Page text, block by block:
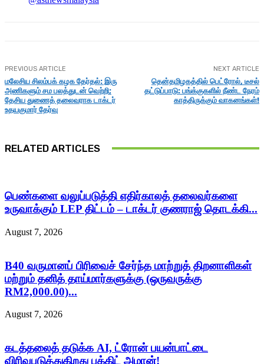
PREVIOUS ARTICLE
மலேசிய சிலம்பக் கழக தேர்தல்: இரு
அணிகளும் சம பலத்துடன் வெற்றி;
தேசிய துணைத் தலைவராக டாக்டர்
உதயகுமார் தேர்வு
NEXT ARTICLE
தென்தமிழகத்தில் பெட்ரோல், டீசல்
தட்டுப்பாடு: பங்க்குகளில் நீண்ட நேரம்
காத்திருக்கும் வாகனங்கள்!
RELATED ARTICLES
பெண்களை வலுப்படுத்தி எதிர்காலத் தலைவர்களை
உருவாக்கும் LEP திட்டம் – டாக்டர் குணராஜ் தொடக்கி...
August 7, 2026
B40 வருமானப் பிரிவைச் சேர்ந்த மாற்றுத் திறனாளிகள்
மற்றும் தனித் தாய்மார்களுக்கு (ஒருவருக்கு
RM2,000.00)...
August 7, 2026
கடத்தலைத் தடுக்க AI, ட்ரோன் பயன்பாட்டை
விரிவுபடுத்துகிறது புக்கிட் அமான்!